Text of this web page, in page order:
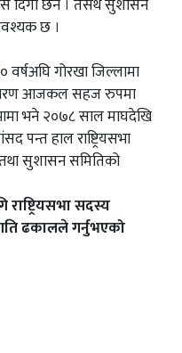
दिगो छैन । तसर्थ सुशासन
छ ।
वर्षअघि गोरखा जिल्लामा
आजकल सहज रुपमा
भने २०७८ साल माघदेखि
पन्त हाल राष्ट्रियसभा
सुशासन समितिको
सदस्य
ढकालले गर्नुभएको